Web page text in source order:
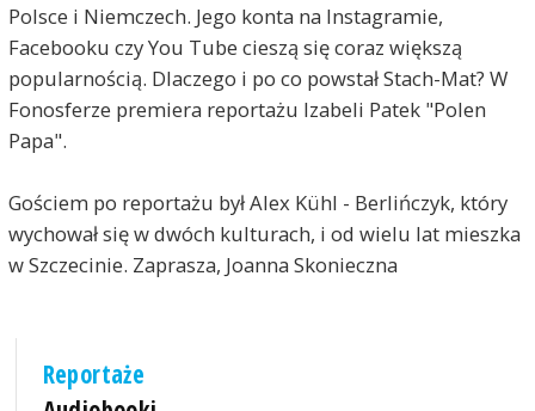
Polsce i Niemczech. Jego konta na Instagramie,
Facebooku czy You Tube cieszą się coraz większą
popularnością. Dlaczego i po co powstał Stach-Mat? W
Fonosferze premiera reportażu Izabeli Patek "Polen
Papa".
Gościem po reportażu był Alex Kühl - Berlińczyk, który
wychował się w dwóch kulturach, i od wielu lat mieszka
w Szczecinie. Zaprasza, Joanna Skonieczna
Reportaże